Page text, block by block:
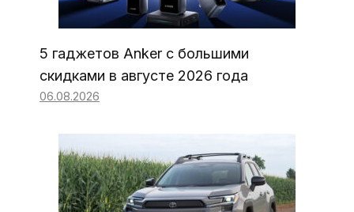
5 гаджетов Anker с большими
скидками в августе 2026 года
06.08.2026